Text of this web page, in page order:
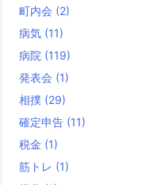
町内会 (2)
病気 (11)
病院 (119)
発表会 (1)
相撲 (29)
確定申告 (11)
税金 (1)
筋トレ (1)